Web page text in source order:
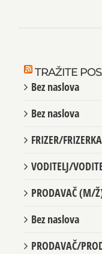
TRAŽITE
Bez naslova
Bez naslova
FRIZER/FRIZERKA
VODITELJ/
PRODAVAČ (M/
Bez naslova
PRODAVAČ/